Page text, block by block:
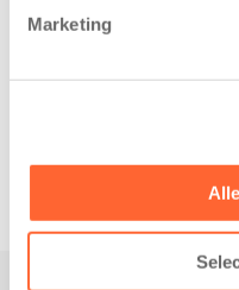
Marketingkregen een…